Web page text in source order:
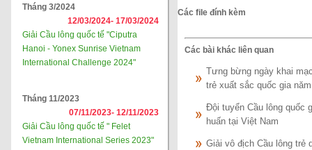
Tháng 3/2024
12/03/2024- 17/03/2024
Giải Cầu lông quốc tế "Ciputra
Hanoi - Yonex Sunrise Vietnam
International Challenge 2024"
Tháng 11/2023
07/11/2023- 12/11/2023
Giải Cầu lông quốc tế " Felet
Vietnam International Series 2023"
Các file đính kèm
Các bài khác liên quan
Tưng bừng ngày khai
trẻ xuất sắc quốc gia
Đội tuyển Cầu lông quốc
huấn tại Việt Nam
Giải vô địch Cầu lông trẻ